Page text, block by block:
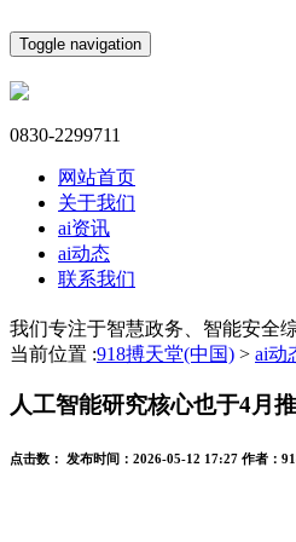
Toggle navigation
0830-2299711
网站首页
关于我们
ai资讯
ai动态
联系我们
我们专注于智慧政务、智能安全
当前位置 :918搏天堂(中国) > ai动
人工智能研究核心也于4月
点击数： 发布时间： 2026-05-12 17:27 作者：